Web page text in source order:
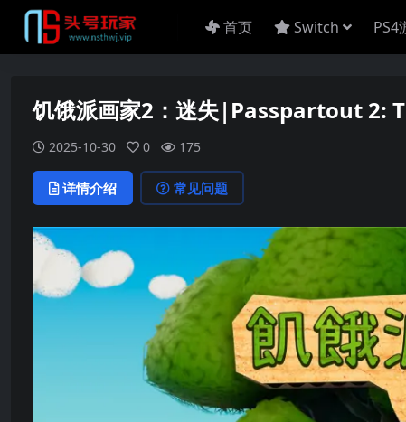
首页 Switch PS4
饥饿派画家2：迷失|Passpartout 2:
2025-10-30 0 175
详情介绍 常见问题